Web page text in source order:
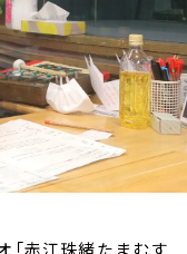
赤江珠緒たまむす